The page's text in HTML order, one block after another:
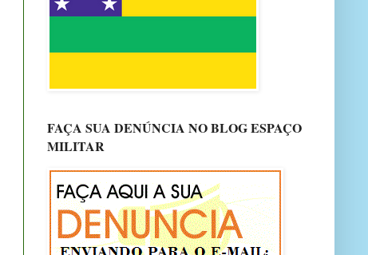
FAÇA SUA DENÚNCIA NO BLOG ESPAÇO
MILITAR